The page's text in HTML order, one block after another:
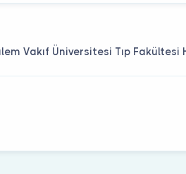
Vakıf Üniversitesi Tıp Fakültesi